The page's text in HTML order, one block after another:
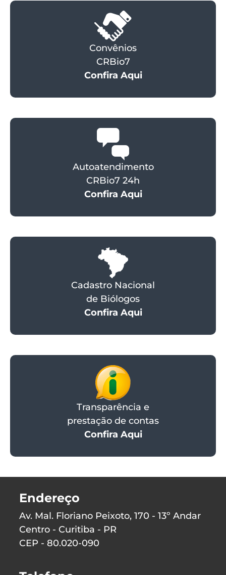
Convênios
CRBio7
Confira Aqui
Autoatendimento
CRBio7 24h
Confira Aqui
Cadastro Nacional
de Biólogos
Confira Aqui
Transparência e
prestação de contas
Confira Aqui
Endereço
Av. Mal. Floriano Peixoto, 170 - 13º Andar
Centro - Curitiba - PR
CEP - 80.020-090